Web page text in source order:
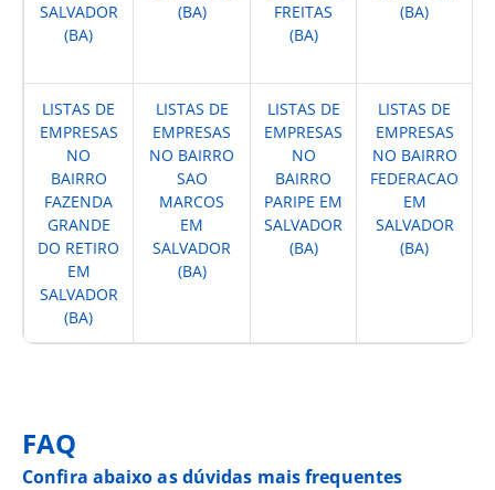
SALVADOR
(BA)
(BA)
FREITAS
(BA)
(BA)
LISTAS DE
EMPRESAS
NO
BAIRRO
FAZENDA
GRANDE
DO RETIRO
EM
SALVADOR
(BA)
LISTAS DE
EMPRESAS
NO BAIRRO
SAO
MARCOS
EM
SALVADOR
(BA)
LISTAS DE
EMPRESAS
NO
BAIRRO
PARIPE EM
SALVADOR
(BA)
LISTAS DE
EMPRESAS
NO BAIRRO
FEDERACAO
EM
SALVADOR
(BA)
FAQ
Confira abaixo as dúvidas mais frequentes